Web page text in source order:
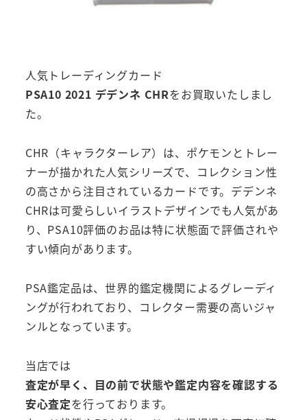
人気トレーディングカード
PSA10 2021 デデンネ CHRをお買取いたしまし
た。
CHR（キャラクターレア）は、ポケモンとトレー
ナーが描かれた人気シリーズで、コレクション性
の高さから注目されているカードです。デデンネ
CHRは可愛らしいイラストデザインでも人気があ
り、PSA10評価のお品は特に状態面で評価されや
すい傾向があります。
PSA鑑定品は、世界的鑑定機関によるグレーディ
ングが行われており、コレクター需要の高いジャ
ンルとなっています。
当店では
査定が早く、目の前で状態や鑑定内容を確認する
安心査定を行っております。